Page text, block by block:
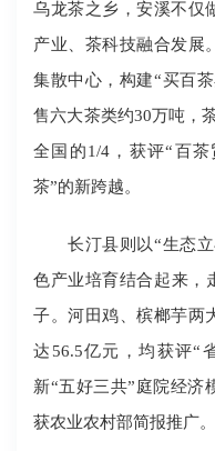
乌龙茶之乡，安溪不仅
产业、茶科技融合发展
集散中心，构建“买百
售六大茶类约30万吨，
全国的1/4，获评“百
茶”的新跨越。
长汀县则以“生态立
色产业培育结合起来，
子。河田鸡、槟榔芋两
达56.5亿元，均获评“
新“五好三共”庭院经济
获农业农村部简报推广。